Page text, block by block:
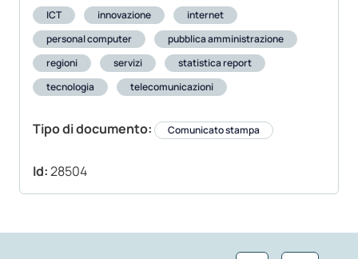
ICT
innovazione
internet
personal computer
pubblica amministrazione
regioni
servizi
statistica report
tecnologia
telecomunicazioni
Tipo di documento: Comunicato stampa
Id:28504